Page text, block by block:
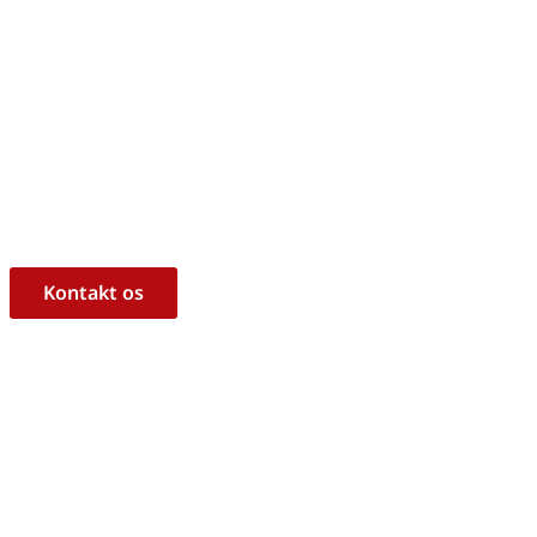
Kontakt os